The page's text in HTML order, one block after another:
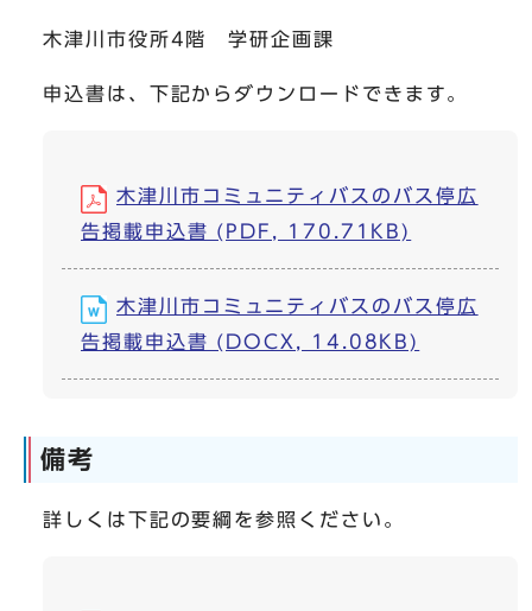
木津川市役所4階 学研企画課
申込書は、下記からダウンロードできます。
木津川市コミュニティバスのバス停広
告掲載申込書 (PDF, 170.71KB)
木津川市コミュニティバスのバス停広
告掲載申込書 (DOCX, 14.08KB)
備考
詳しくは下記の要綱を参照ください。